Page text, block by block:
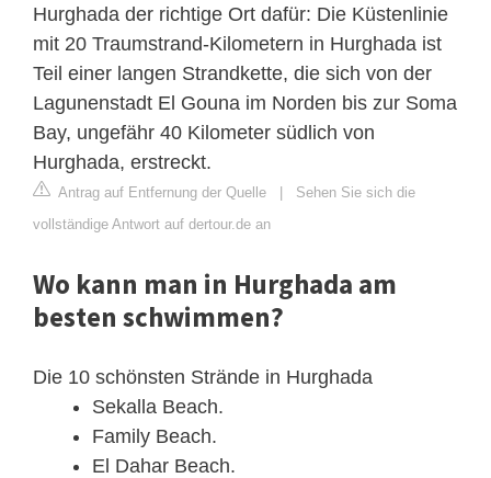
Hurghada der richtige Ort dafür: Die Küstenlinie
mit 20 Traumstrand-Kilometern in Hurghada ist
Teil einer langen Strandkette, die sich von der
Lagunenstadt El Gouna im Norden bis zur Soma
Bay, ungefähr 40 Kilometer südlich von
Hurghada, erstreckt.
Antrag auf Entfernung der Quelle
Sehen Sie sich die
vollständige Antwort auf dertour.de an
Wo kann man in Hurghada am
besten schwimmen?
Die 10 schönsten Strände in Hurghada
Sekalla Beach.
Family Beach.
El Dahar Beach.